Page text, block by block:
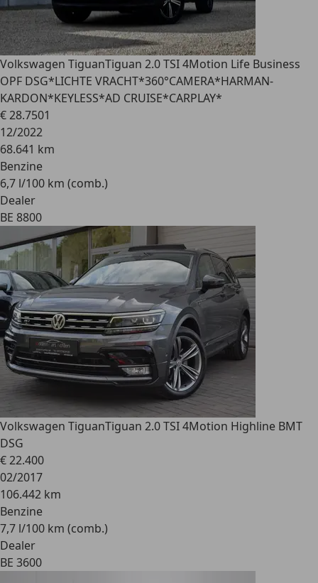
Volkswagen TiguanTiguan 2.0 TSI 4Motion Life Business
OPF DSG*LICHTE VRACHT*360°CAMERA*HARMAN-
KARDON*KEYLESS*AD CRUISE*CARPLAY*
€ 28.7501
12/2022
68.641 km
Benzine
6,7 l/100 km (comb.)
Dealer
BE 8800
Volkswagen TiguanTiguan 2.0 TSI 4Motion Highline BMT
DSG
€ 22.400
02/2017
106.442 km
Benzine
7,7 l/100 km (comb.)
Dealer
BE 3600